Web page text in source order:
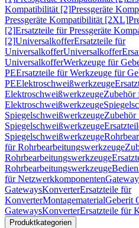
Kompatibilität [2]Pressgeräte
Pressgeräte Kompatibilität [2XL]
[2]Ersatzteile für Pressgeräte
[2]UniversalkofferErsatzteile für
UniversalkofferUniversalkoffer
UniversalkofferWerkzeuge für
PEErsatzteile für Werkzeuge für
PEElektroschweißwerkzeuge
ElektroschweißwerkzeugeZubehör
Elektroschweißwerkzeuge
SpiegelschweißwerkzeugeZubehör
Spiegelschweißwerkzeuge
Spiegelschweißwerkzeuge
für Rohrbearbeitungswerkzeuge
Rohrbearbeitungswerkzeuge
Rohrbearbeitungswerkzeuge
für Netzwerkkomponenten
GatewaysKonverterErsatzteile für
KonverterMontagematerialGeberit
GatewaysKonverterErsatzteile für
Produktkategorien